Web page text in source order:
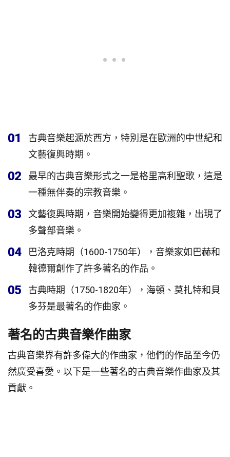
01
古典音樂起源於西方，特別是在歐洲的中世紀和
文藝復興時期。
02
最早的古典音樂形式之一是格里高利聖歌，這是
一種無伴奏的宗教音樂。
03
文藝復興時期，音樂開始變得更加複雜，出現了
多聲部音樂。
04
巴洛克時期（1600-1750年），音樂家如巴赫和
韓德爾創作了許多著名的作品。
05
古典時期（1750-1820年），海頓、莫扎特和貝
多芬是最著名的作曲家。
著名的古典音樂作曲家
古典音樂界有許多偉大的作曲家，他們的作品至今仍
然廣受喜愛。以下是一些著名的古典音樂作曲家及其
貢獻。